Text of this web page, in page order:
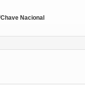
Chave Nacional